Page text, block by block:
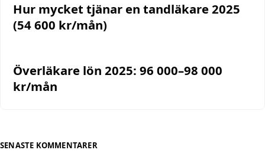
Hur mycket tjänar en tandläkare 2025
(54 600 kr/mån)
Överläkare lön 2025: 96 000–98 000
kr/mån
SENASTE KOMMENTARER